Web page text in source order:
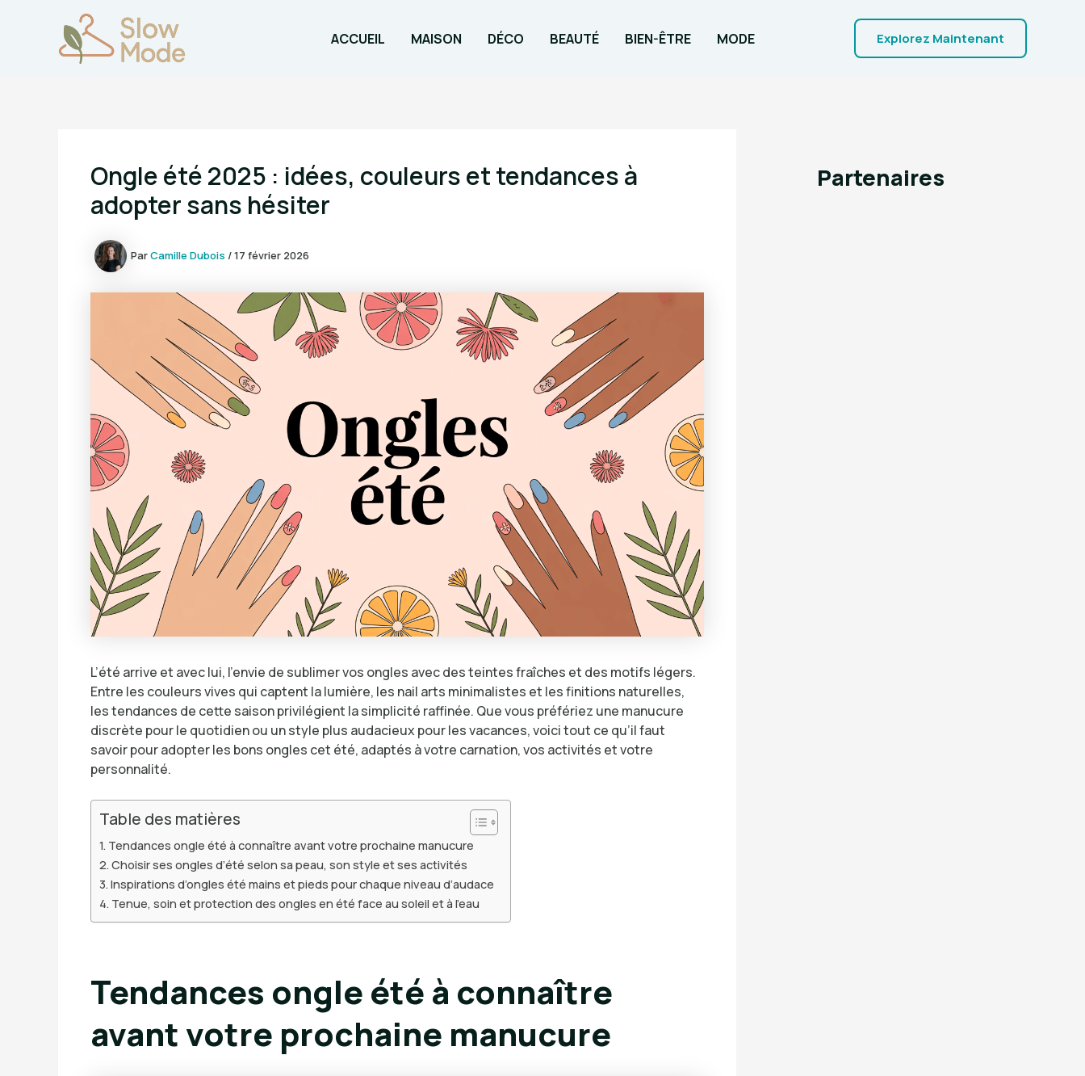
ACCUEIL MAISON DÉCO BEAUTÉ BIEN-ÊTRE MODE Explorez Maintenant
Ongle été 2025 : idées, couleurs et tendances à
adopter sans hésiter
ParCamille Dubois /17 février 2026
L’été arrive et avec lui, l’envie de sublimer vos ongles avec des teintes fraîches et des motifs légers.
Entre les couleurs vives qui captent la lumière, les nail arts minimalistes et les finitions naturelles,
les tendances de cette saison privilégient la simplicité raffinée. Que vous préfériez une manucure
discrète pour le quotidien ou un style plus audacieux pour les vacances, voici tout ce qu’il faut
savoir pour adopter les bons ongles cet été, adaptés à votre carnation, vos activités et votre
personnalité.
Table des matières
Tendances ongle été à connaître avant votre prochaine manucure
Choisir ses ongles d’été selon sa peau, son style et ses activités
Inspirations d’ongles été mains et pieds pour chaque niveau d’audace
Tenue, soin et protection des ongles en été face au soleil et à l’eau
Tendances ongle été à connaître
avant votre prochaine manucure
Partenaires